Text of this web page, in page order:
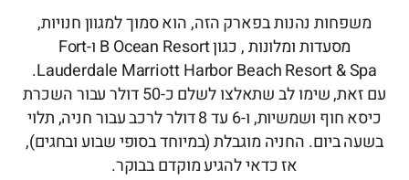
משפחות נהנות בפארק הזה, הוא סמוך למגוון חנויות,
מסעדות ומלונות , כגון B Ocean Resort ו-Fort
Lauderdale Marriott Harbor Beach Resort & Spa.
עם זאת, שימו לב שתאלצו לשלם כ-50 דולר עבור השכרת
כיסא חוף ושמשיות, ו-6 עד 8 דולר לרכב עבור חניה, תלוי
בשעה ביום. החניה מוגבלת (במיוחד בסופי שבוע ובחגים),
אז כדאי להגיע מוקדם בבוקר.